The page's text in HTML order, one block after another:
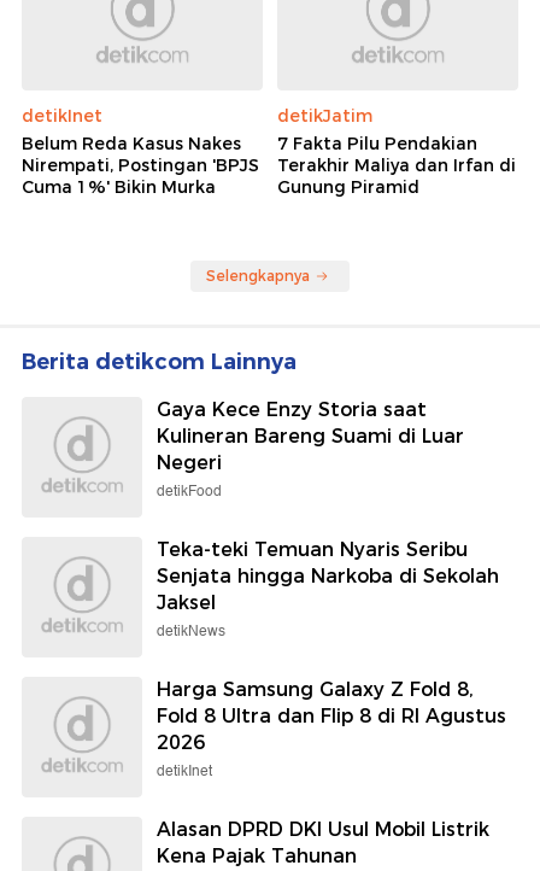
detikInet
Belum Reda Kasus Nakes
Nirempati, Postingan 'BPJS
Cuma 1%' Bikin Murka
detikJatim
7 Fakta Pilu Pendakian
Terakhir Maliya dan Irfan di
Gunung Piramid
Selengkapnya
Berita detikcom Lainnya
Gaya Kece Enzy Storia saat
Kulineran Bareng Suami di Luar
Negeri
detikFood
Teka-teki Temuan Nyaris Seribu
Senjata hingga Narkoba di Sekolah
Jaksel
detikNews
Harga Samsung Galaxy Z Fold 8,
Fold 8 Ultra dan Flip 8 di RI Agustus
2026
detikInet
Alasan DPRD DKI Usul Mobil Listrik
Kena Pajak Tahunan